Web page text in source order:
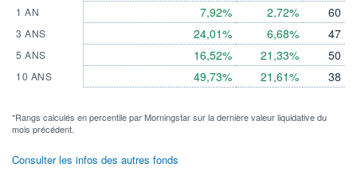
1 AN
3 ANS
5 ANS
10 ANS
7,92%
24,01%
16,52%
49,73%
2,72%
6,68%
21,33%
21,61%
60
47
50
38
*Rangs calculés en percentile par Morningstar sur la dernière valeur liquidative du
mois précédent.
Consulter les infos des autres fonds